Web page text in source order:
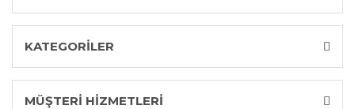
KATEGORİLER
MÜŞTERİ HİZMETLERİ